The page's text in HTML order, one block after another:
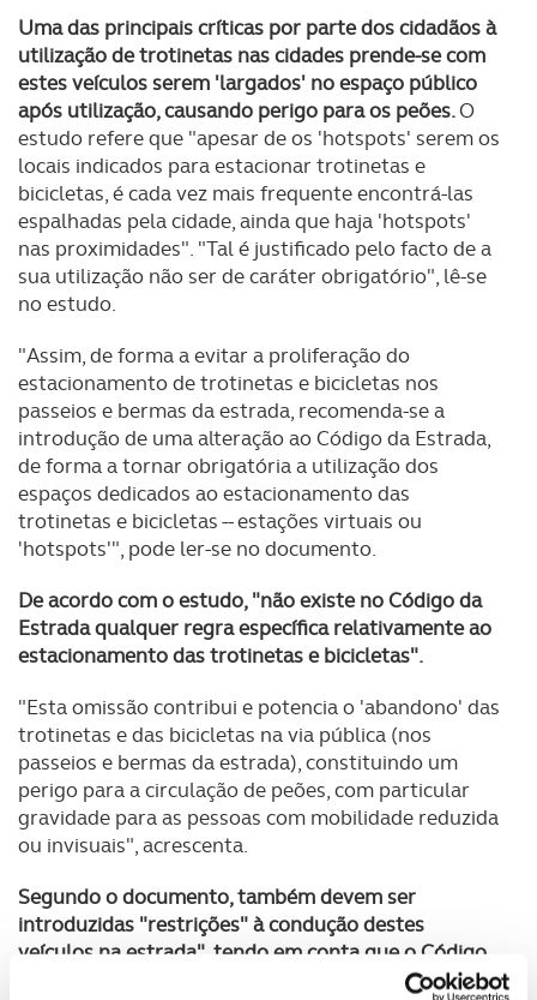
Uma das principais críticas por parte dos cidadãos à
utilização de trotinetas nas cidades prende-se com
estes veículos serem 'largados' no espaço público
após utilização, causando perigo para os peões.O
estudo refere que "apesar de os 'hotspots' serem os
locais indicados para estacionar trotinetas e
bicicletas, é cada vez mais frequente encontrá-las
espalhadas pela cidade, ainda que haja 'hotspots'
nas proximidades". "Tal é justificado pelo facto de a
sua utilização não ser de caráter obrigatório", lê-se
no estudo.
"Assim, de forma a evitar a proliferação do
estacionamento de trotinetas e bicicletas nos
passeios e bermas da estrada, recomenda-se a
introdução de uma alteração ao Código da Estrada,
de forma a tornar obrigatória a utilização dos
espaços dedicados ao estacionamento das
trotinetas e bicicletas -- estações virtuais ou
'hotspots'", pode ler-se no documento.
De acordo com o estudo, "não existe no Código da
Estrada qualquer regra específica relativamente ao
estacionamento das trotinetas e bicicletas".
"Esta omissão contribui e potencia o 'abandono' das
trotinetas e das bicicletas na via pública (nos
passeios e bermas da estrada), constituindo um
perigo para a circulação de peões, com particular
gravidade para as pessoas com mobilidade reduzida
ou invisuais", acrescenta.
Segundo o documento, também devem ser
introduzidas "restrições" à condução destes
veículos na estrada", tendo em conta que o Código
da Estrada "não estabelece uma idade mínima para